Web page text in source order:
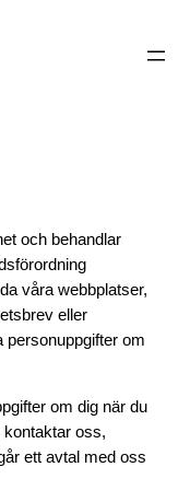
och behandlar
våra webbplatser,
eller
personuppgifter om
om dig när du
kontaktar oss,
ett avtal med oss